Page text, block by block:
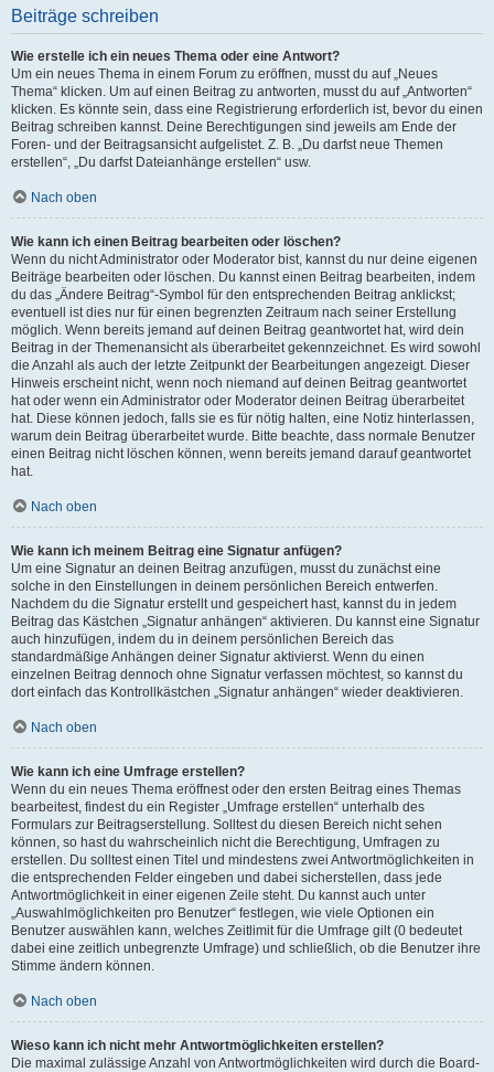
Beiträge schreiben
Wie erstelle ich ein neues Thema oder eine Antwort?
Um ein neues Thema in einem Forum zu eröffnen, musst du auf „Neues
Thema“ klicken. Um auf einen Beitrag zu antworten, musst du auf „Antworten“
klicken. Es könnte sein, dass eine Registrierung erforderlich ist, bevor du einen
Beitrag schreiben kannst. Deine Berechtigungen sind jeweils am Ende der
Foren- und der Beitragsansicht aufgelistet. Z. B. „Du darfst neue Themen
erstellen“, „Du darfst Dateianhänge erstellen“ usw.
Nach oben
Wie kann ich einen Beitrag bearbeiten oder löschen?
Wenn du nicht Administrator oder Moderator bist, kannst du nur deine eigenen
Beiträge bearbeiten oder löschen. Du kannst einen Beitrag bearbeiten, indem
du das „Ändere Beitrag“-Symbol für den entsprechenden Beitrag anklickst;
eventuell ist dies nur für einen begrenzten Zeitraum nach seiner Erstellung
möglich. Wenn bereits jemand auf deinen Beitrag geantwortet hat, wird dein
Beitrag in der Themenansicht als überarbeitet gekennzeichnet. Es wird sowohl
die Anzahl als auch der letzte Zeitpunkt der Bearbeitungen angezeigt. Dieser
Hinweis erscheint nicht, wenn noch niemand auf deinen Beitrag geantwortet
hat oder wenn ein Administrator oder Moderator deinen Beitrag überarbeitet
hat. Diese können jedoch, falls sie es für nötig halten, eine Notiz hinterlassen,
warum dein Beitrag überarbeitet wurde. Bitte beachte, dass normale Benutzer
einen Beitrag nicht löschen können, wenn bereits jemand darauf geantwortet
hat.
Nach oben
Wie kann ich meinem Beitrag eine Signatur anfügen?
Um eine Signatur an deinen Beitrag anzufügen, musst du zunächst eine
solche in den Einstellungen in deinem persönlichen Bereich entwerfen.
Nachdem du die Signatur erstellt und gespeichert hast, kannst du in jedem
Beitrag das Kästchen „Signatur anhängen“ aktivieren. Du kannst eine Signatur
auch hinzufügen, indem du in deinem persönlichen Bereich das
standardmäßige Anhängen deiner Signatur aktivierst. Wenn du einen
einzelnen Beitrag dennoch ohne Signatur verfassen möchtest, so kannst du
dort einfach das Kontrollkästchen „Signatur anhängen“ wieder deaktivieren.
Nach oben
Wie kann ich eine Umfrage erstellen?
Wenn du ein neues Thema eröffnest oder den ersten Beitrag eines Themas
bearbeitest, findest du ein Register „Umfrage erstellen“ unterhalb des
Formulars zur Beitragserstellung. Solltest du diesen Bereich nicht sehen
können, so hast du wahrscheinlich nicht die Berechtigung, Umfragen zu
erstellen. Du solltest einen Titel und mindestens zwei Antwortmöglichkeiten in
die entsprechenden Felder eingeben und dabei sicherstellen, dass jede
Antwortmöglichkeit in einer eigenen Zeile steht. Du kannst auch unter
„Auswahlmöglichkeiten pro Benutzer“ festlegen, wie viele Optionen ein
Benutzer auswählen kann, welches Zeitlimit für die Umfrage gilt (0 bedeutet
dabei eine zeitlich unbegrenzte Umfrage) und schließlich, ob die Benutzer ihre
Stimme ändern können.
Nach oben
Wieso kann ich nicht mehr Antwortmöglichkeiten erstellen?
Die maximal zulässige Anzahl von Antwortmöglichkeiten wird durch die Board-